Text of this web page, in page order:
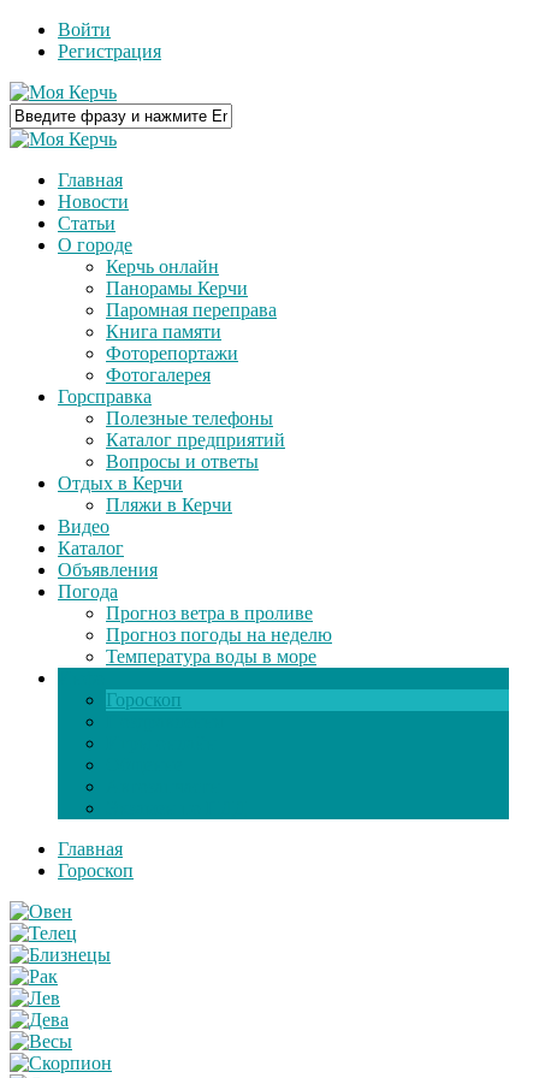
Войти
Регистрация
Главная
Новости
Статьи
О городе
Керчь онлайн
Панорамы Керчи
Паромная переправа
Книга памяти
Фоторепортажи
Фотогалерея
Горсправка
Полезные телефоны
Каталог предприятий
Вопросы и ответы
Отдых в Керчи
Пляжи в Керчи
Видео
Каталог
Объявления
Погода
Прогноз ветра в проливе
Прогноз погоды на неделю
Температура воды в море
Гороскоп
Главная
Гороскоп